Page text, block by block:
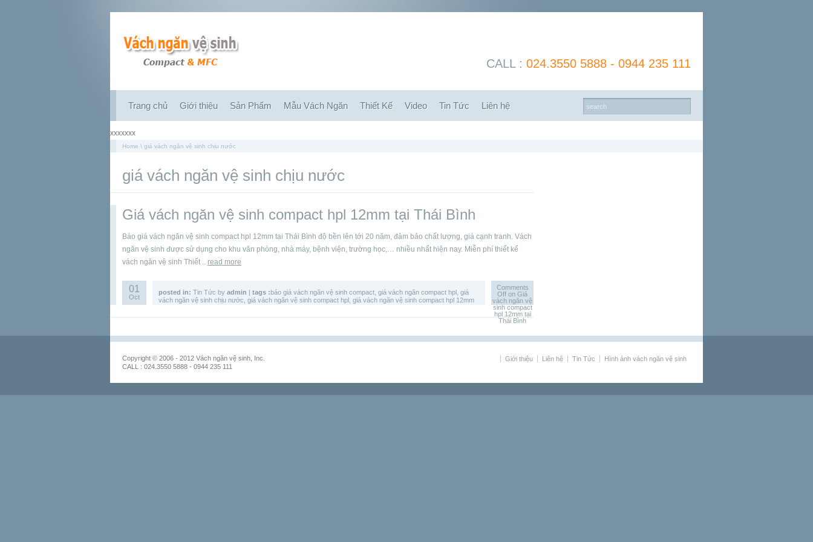
CALL : 024.3550 5888 - 0944 235 111
Trang chủ Giới thiệu Sản Phẩm Mẫu Vách Ngăn Thiết Kế Video Tin Tức Liên hệ
xxxxxxx
Home \ giá vách ngăn vệ sinh chịu nước
giá vách ngăn vệ sinh chịu nước
Giá vách ngăn vệ sinh compact hpl 12mm tại Thái Bình
Báo giá vách ngăn vệ sinh compact hpl 12mm tại Thái Bình độ bền lên tới 20 năm, đảm bảo chất lượng, giá cạnh tranh. Vách
ngăn vệ sinh được sử dụng cho khu văn phòng, nhà máy, bệnh viện, trường học,… nhiều nhất hiện nay. Miễn phí thiết kế
vách ngăn vệ sinh Thiết .. read more
01
Oct
posted in: Tin Tức by admin | tags :báo giá vách ngăn vệ sinh compact giá vách ngăn compact hpl giá
vách ngăn vệ sinh chịu nước giá vách ngăn vệ sinh compact hpl giá vách ngăn vệ sinh compact hpl 12mm
Comments
Off on Giá
vách ngăn vệ
sinh compact
hpl 12mm tại
Thái Bình
Copyright © 2006 - 2012 Vách ngăn vệ sinh, Inc.
CALL : 024.3550 5888 - 0944 235 111
Giới thiệu Liên hệ Tin Tức Hình ảnh vách ngăn vệ sinh